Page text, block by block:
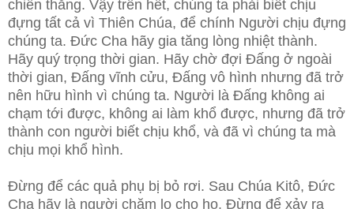
chiến thắng. Vậy trên hết, chúng ta phải biết chịu
đựng tất cả vì Thiên Chúa, để chính Người chịu đựng
chúng ta. Đức Cha hãy gia tăng lòng nhiệt thành.
Hãy quý trọng thời gian. Hãy chờ đợi Đấng ở ngoài
thời gian, Đấng vĩnh cửu, Đấng vô hình nhưng đã trở
nên hữu hình vì chúng ta. Người là Đấng không ai
chạm tới được, không ai làm khổ được, nhưng đã trở
thành con người biết chịu khổ, và đã vì chúng ta mà
chịu mọi khổ hình.
Đừng để các quả phụ bị bỏ rơi. Sau Chúa Kitô, Đức
Cha hãy là người chăm lo cho họ. Đừng để xảy ra